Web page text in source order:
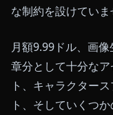
な制約を設けていま
月額9.99ドル、画
章分として十分な
ト、キャラクター
ト、そしていくつ